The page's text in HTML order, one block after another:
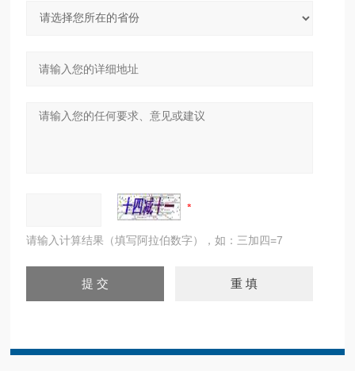
请输入计算结果（填写阿拉伯数字），如：三加四=7